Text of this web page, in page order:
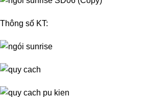
Thông số KT: